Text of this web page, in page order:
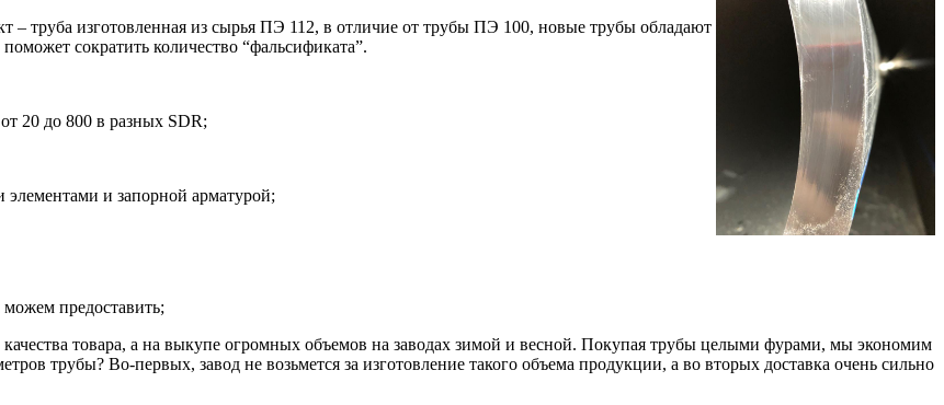
труба изготовленная из сырья ПЭ 112, в отличие от трубы ПЭ 100, новые трубы обладают
сократить количество “фальсификата”.
20 до 800 в разных SDR;
и запорной арматурой;
предоставить;
товара, а на выкупе огромных объемов на заводах зимой и весной. Покупая трубы целыми фурами, мы экономим
трубы? Во-первых, завод не возьмется за изготовление такого объема продукции, а во вторых доставка очень сильно